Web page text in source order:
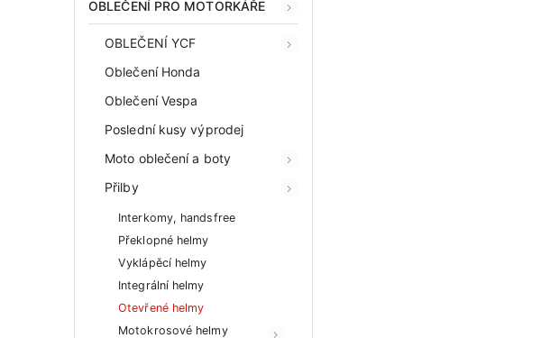
OBLEČENÍ PRO MOTORKÁŘE
OBLEČENÍ YCF
Oblečení Honda
Oblečení Vespa
Poslední kusy výprodej
Moto oblečení a boty
Přilby
Interkomy, handsfree
Překlopné helmy
Vyklápěcí helmy
Integrální helmy
Otevřené helmy
Motokrosové helmy